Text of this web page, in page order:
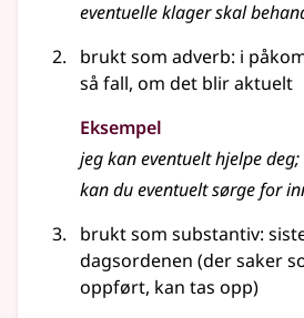
eventuelleklager skal
brukt som adverb: i
så fall, om det blir aktuelt
Eksempel
jeg kan eventuelt hjelpe deg;
kan du eventuelt sørge for
brukt som substantiv:
dagsordenen (der saker
oppført, kan tas opp)